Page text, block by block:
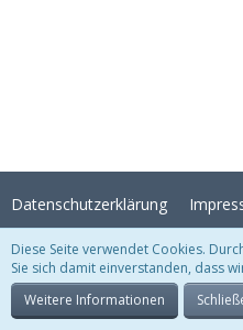
Datenschutzerklärung
Stil:Crystal
Community-
Diese Seite verwendet Cookies.
Sie sich damit einverstanden, dass
Weitere Informationen